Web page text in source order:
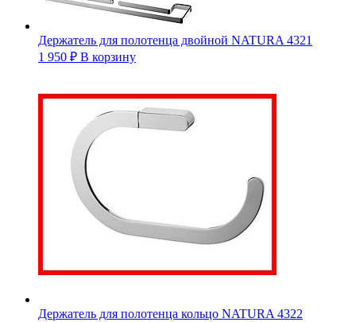
Держатель для полотенца двойной NATURA 4321
1 950 ₽ В корзину
Держатель для полотенца кольцо NATURA 4322